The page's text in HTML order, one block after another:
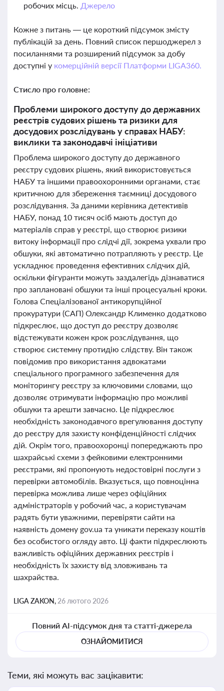
робочих місць. Джерело
Кожне з питань — це короткий підсумок змісту
публікацій за день. Повний список першоджерел з
посиланнями та розширений підсумок за добу
доступні у комерційній версії Платформи LIGA360.
Стисло про головне:
Проблеми широкого доступу до державних
реєстрів судових рішень та ризики для
досудових розслідувань у справах НАБУ:
виклики та законодавчі ініціативи
Проблема широкого доступу до державного
реєстру судових рішень, який використовується
НАБУ та іншими правоохоронними органами, стає
критичною для збереження таємниці досудового
розслідування. За даними керівника детективів
НАБУ, понад 10 тисяч осіб мають доступ до
матеріалів справ у реєстрі, що створює ризики
витоку інформації про слідчі дії, зокрема ухвали про
обшуки, які автоматично потрапляють у реєстр. Це
ускладнює проведення ефективних слідчих дій,
оскільки фігуранти можуть заздалегідь дізнаватися
про заплановані обшуки та інші процесуальні кроки.
Голова Спеціалізованої антикорупційної
прокуратури (САП) Олександр Клименко додатково
підкреслює, що доступ до реєстру дозволяє
відстежувати кожен крок розслідування, що
створює системну протидію слідству. Він також
повідомив про використання адвокатами
спеціального програмного забезпечення для
моніторингу реєстру за ключовими словами, що
дозволяє отримувати інформацію про можливі
обшуки та арешти завчасно. Це підкреслює
необхідність законодавчого врегулювання доступу
до реєстру для захисту конфіденційності слідчих
дій. Окрім того, правоохоронці попереджають про
шахрайські схеми з фейковими електронними
реєстрами, які пропонують недостовірні послуги з
перевірки автомобілів. Вказується, що повноцінна
перевірка можлива лише через офіційних
адміністраторів у робочий час, а користувачам
радять бути уважними, перевіряти сайти на
наявність домену gov.ua та уникати переказу коштів
без особистого огляду авто. Ці факти підкреслюють
важливість офіційних державних реєстрів і
необхідність їх захисту від зловживань та
шахрайства.
LIGA ZAKON, 26 лютого 2026
Повний AI-підсумок дня та статті-джерела
ОЗНАЙОМИТИСЯ
Теми, які можуть вас зацікавити: